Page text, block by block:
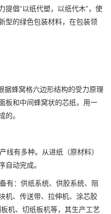
提倡“以纸代塑，以纸代木”，使
型的绿色包装材料，在包装领
蜂窝格六边形结构的受力原理
板和中间蜂窝状的芯纸，用一
的。
有多种。从进纸（原材料）
自动完成。
有：供纸系统、供胶系统、阻
机、传送带、拉伸机、涂芯胶
机、切纸板机等，其生产工艺